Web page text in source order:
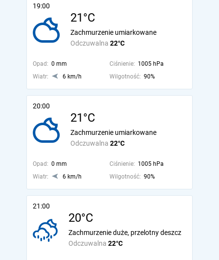
19:00
21°C
Odczuwalna 22°C
Zachmurzenie umiarkowane
Opad: 0 mm Ciśnienie: 1005 hPa
Wiatr:
6 km/h Wilgotność: 90%
20:00
21°C
Odczuwalna 22°C
Zachmurzenie umiarkowane
Opad: 0 mm Ciśnienie: 1005 hPa
Wiatr:
6 km/h Wilgotność: 90%
21:00
20°C
Odczuwalna 22°C
Zachmurzenie duże, przelotny deszcz